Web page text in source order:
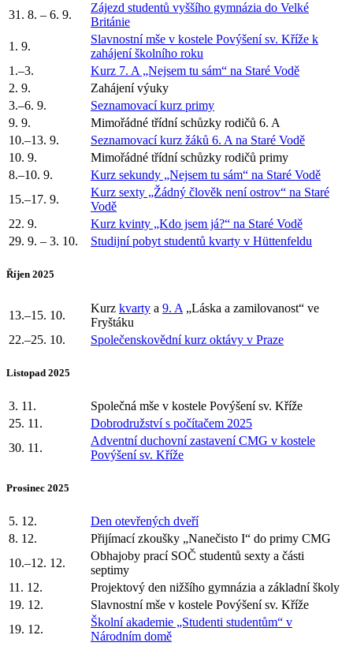
31. 8. – 6. 9.
Zájezd studentů vyššího gymnázia do Velké
Británie
1. 9.
Slavnostní mše v kostele Povýšení sv. Kříže k
zahájení školního roku
1.–3.
Kurz 7. A „Nejsem tu sám“ na Staré Vodě
2. 9.
Zahájení výuky
3.–6. 9.
Seznamovací kurz primy
9. 9.
Mimořádné třídní schůzky rodičů 6. A
10.–13. 9.
Seznamovací kurz žáků 6. A na Staré Vodě
10. 9.
Mimořádné třídní schůzky rodičů primy
8.–10. 9.
Kurz sekundy „Nejsem tu sám“ na Staré Vodě
15.–17. 9.
Kurz sexty „Žádný člověk není ostrov“ na Staré
Vodě
22. 9.
Kurz kvinty „Kdo jsem já?“ na Staré Vodě
29. 9. – 3. 10.
Studijní pobyt studentů kvarty v Hüttenfeldu
Říjen 2025
13.–15. 10.
Kurz kvarty a 9. A „Láska a zamilovanost“ ve
Fryštáku
22.–25. 10.
Společenskovědní kurz oktávy v Praze
Listopad 2025
3. 11.
Společná mše v kostele Povýšení sv. Kříže
25. 11.
Dobrodružství s počítačem 2025
30. 11.
Adventní duchovní zastavení CMG v kostele
Povýšení sv. Kříže
Prosinec 2025
5. 12.
Den otevřených dveří
8. 12.
Přijímací zkoušky „Nanečisto I“ do primy CMG
10.–12. 12.
Obhajoby prací SOČ studentů sexty a části
septimy
11. 12.
Projektový den nižšího gymnázia a základní školy
19. 12.
Slavnostní mše v kostele Povýšení sv. Kříže
19. 12.
Školní akademie „Studenti studentům“ v
Národním domě